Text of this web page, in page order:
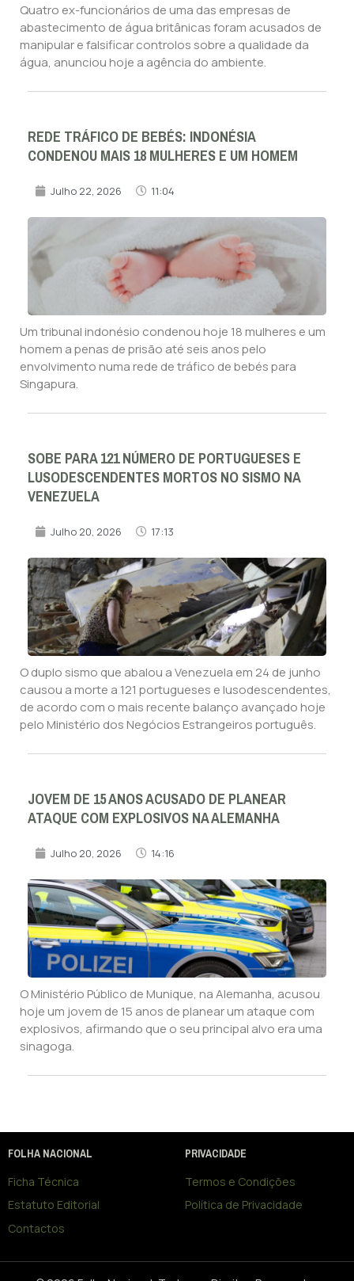
Quatro ex-funcionários de uma das empresas de
abastecimento de água britânicas foram acusados de
manipular e falsificar controlos sobre a qualidade da
água, anunciou hoje a agência do ambiente.
REDE TRÁFICO DE BEBÉS: INDONÉSIA
CONDENOU MAIS 18 MULHERES E UM HOMEM
Julho 22, 2026 11:04
Um tribunal indonésio condenou hoje 18 mulheres e um
homem a penas de prisão até seis anos pelo
envolvimento numa rede de tráfico de bebés para
Singapura.
SOBE PARA 121 NÚMERO DE PORTUGUESES E
LUSODESCENDENTES MORTOS NO SISMO NA
VENEZUELA
Julho 20, 2026 17:13
O duplo sismo que abalou a Venezuela em 24 de junho
causou a morte a 121 portugueses e lusodescendentes,
de acordo com o mais recente balanço avançado hoje
pelo Ministério dos Negócios Estrangeiros português.
JOVEM DE 15 ANOS ACUSADO DE PLANEAR
ATAQUE COM EXPLOSIVOS NA ALEMANHA
Julho 20, 2026 14:16
O Ministério Público de Munique, na Alemanha, acusou
hoje um jovem de 15 anos de planear um ataque com
explosivos, afirmando que o seu principal alvo era uma
sinagoga.
FOLHA NACIONAL
Ficha Técnica
Estatuto Editorial
Contactos
PRIVACIDADE
Termos e Condições
Política de Privacidade